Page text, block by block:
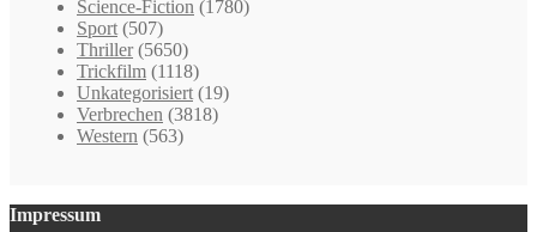
Science-Fiction (1780)
Sport (507)
Thriller (5650)
Trickfilm (1118)
Unkategorisiert (19)
Verbrechen (3818)
Western (563)
Impressum